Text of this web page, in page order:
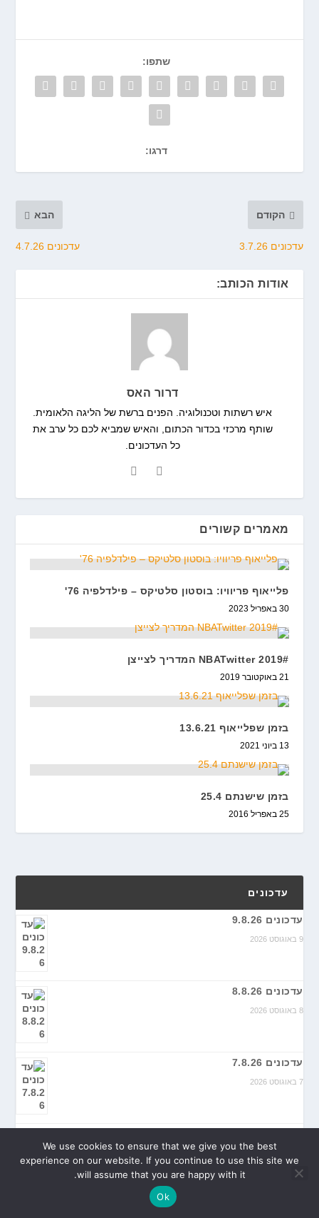
שתפו:
דרגו:
הקודם
עדכונים 3.7.26
הבא
עדכונים 4.7.26
אודות הכותב:
דרור האס
איש רשתות וטכנולוגיה. הפנים ברשת של הליגה הלאומית.
שותף מרכזי בכדור הכתום, והאיש שמביא לכם כל ערב את
כל העדכונים.
מאמרים קשורים
פלייאוף פריוויו: בוסטון סלטיקס – פילדלפיה 76'
30 באפריל 2023
#NBATwitter 2019 המדריך לצייצן
21 באוקטובר 2019
בזמן שפלייאוף 13.6.21
13 ביוני 2021
בזמן שישנתם 25.4
25 באפריל 2016
עדכונים
עדכונים 9.8.26
9 באוגוסט 2026
עדכונים 8.8.26
8 באוגוסט 2026
עדכונים 7.8.26
7 באוגוסט 2026
We use cookies to ensure that we give you the best
experience on our website. If you continue to use this site we
will assume that you are happy with it.
Ok